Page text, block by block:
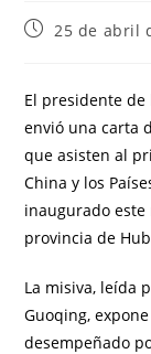
25 de abril
El presidente de
envió una carta
que asisten al
China y los
inaugurado este
provincia de
La misiva, leída
Guoqing,
desempeñado